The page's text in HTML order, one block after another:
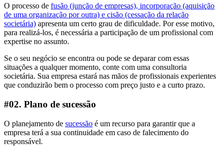
O processo de fusão (junção de empresas), incorporação (aquisição
de uma organização por outra) e cisão (cessação da relação
societária) apresenta um certo grau de dificuldade. Por esse motivo,
para realizá-los, é necessária a participação de um profissional com
expertise no assunto.
Se o seu negócio se encontra ou pode se deparar com essas
situações a qualquer momento, conte com uma consultoria
societária. Sua empresa estará nas mãos de profissionais experientes
que conduzirão bem o processo com preço justo e a curto prazo.
#02. Plano de sucessão
O planejamento de sucessão é um recurso para garantir que a
empresa terá a sua continuidade em caso de falecimento do
responsável.